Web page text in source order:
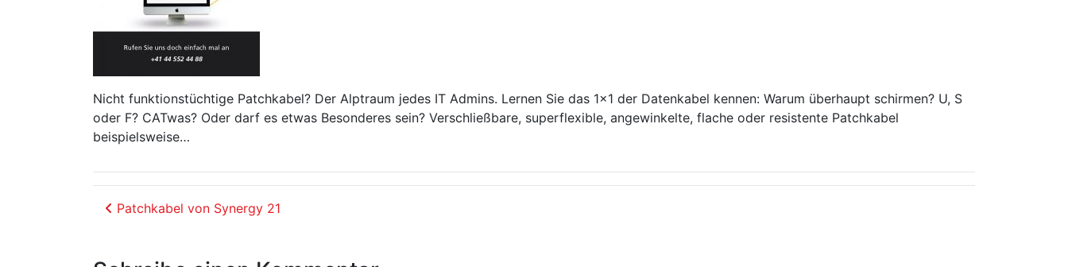
Nicht funktionstüchtige Patchkabel? Der Alptraum jedes IT Admins. Lernen Sie das 1×1 der Datenkabel kennen: Warum überhaupt schirmen? U, S
oder F? CATwas? Oder darf es etwas Besonderes sein? Verschließbare, superflexible, angewinkelte, flache oder resistente Patchkabel
beispielsweise…
Beitrags-Navigation
Patchkabel von Synergy 21